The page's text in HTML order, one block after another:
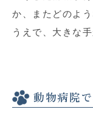
か、またどのよ
うえで、大きな
動物病院